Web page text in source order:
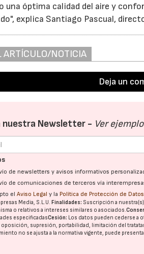
una óptima calidad del aire y
explica Santiago Pascual,
ARTÍCULO/NOTICIA
Deja un
nuestra Newsletter - Ver ejemplo
de newsletters y avisos informativos
de comunicaciones de terceros vía
elAviso Legal y la Política de Protección de Datos
Media, S.L.U. Finalidades: Suscripción a
o relativos a intereses similares o asociados.
especificadasCesión: Los datos pueden cederse a
supresión, portabilidad, limitación del
no se ajusta a la normativa vigente, puede